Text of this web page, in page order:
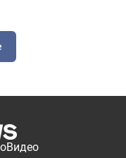
Видео